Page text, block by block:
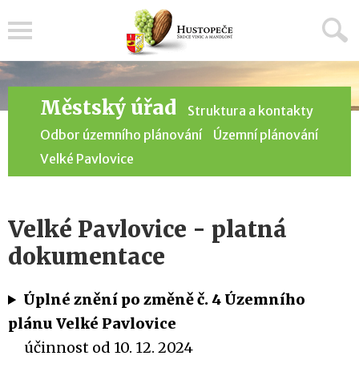
Městský úřad
Struktura a kontakty
Odbor územního plánování
Územní plánování
Velké Pavlovice
Velké Pavlovice - platná
dokumentace
Úplné znění po změně č. 4 Územního
plánu Velké Pavlovice
účinnost od 10. 12. 2024